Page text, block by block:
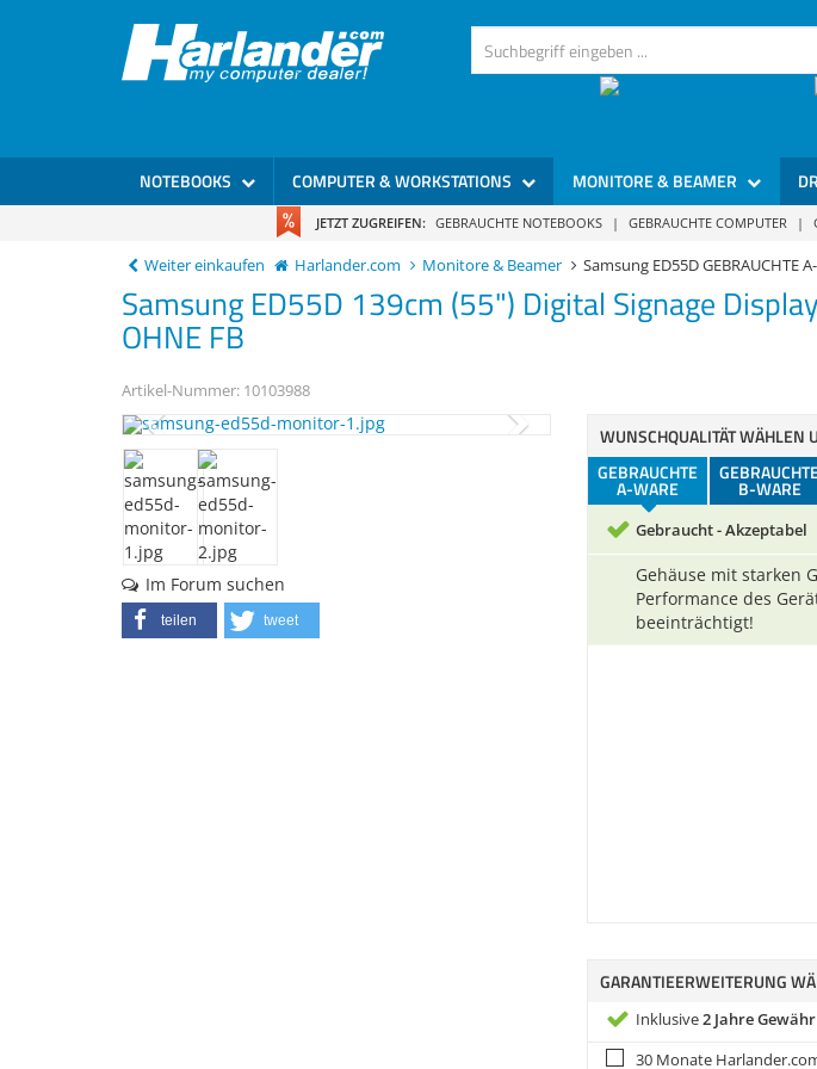
NOTEBOOKS COMPUTER & WORKSTATIONS MONITORE & BEAMER
JETZT ZUGREIFEN: GEBRAUCHTE NOTEBOOKS | GEBRAUCHTE COMPUTER |
Weiter einkaufen Harlander.com Monitore & Beamer Samsung ED55D GEBRAUCHTE
Samsung ED55D 139cm (55") Digital Signage
OHNE FB
Artikel-Nummer: 10103988
Im Forum suchen
teilen tweet
WUNSCHQUALITÄT WÄHLEN
GEBRAUCHTE
A-WARE B-WARE
Gebraucht - Akzeptabel
Gehäuse mit starken
Performance des
beeinträchtigt!
GARANTIEERWEITERUNG
Inklusive2 Jahre
30 Monate